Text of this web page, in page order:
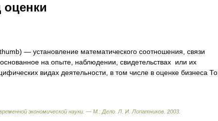
thumb) — установление математического соотношения связи
основанное на опыте наблюдении свидетельствах или их
видах деятельности в том числе в оценке бизнеса То
экономической науки . — М : Дело Л И Лопатников 2003